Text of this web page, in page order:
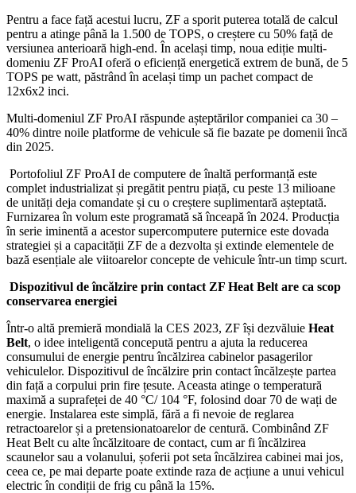
Pentru a face față acestui lucru, ZF a sporit puterea totală de calcul
pentru a atinge până la 1.500 de TOPS, o creștere cu 50% față de
versiunea anterioară high-end. În același timp, noua ediție multi-
domeniu ZF ProAI oferă o eficiență energetică extrem de bună, de 5
TOPS pe watt, păstrând în același timp un pachet compact de
12x6x2 inci.
Multi-domeniul ZF ProAI răspunde așteptărilor companiei ca 30 –
40% dintre noile platforme de vehicule să fie bazate pe domenii încă
din 2025.
Portofoliul ZF ProAI de computere de înaltă performanță este
complet industrializat și pregătit pentru piață, cu peste 13 milioane
de unități deja comandate și cu o creștere suplimentară așteptată.
Furnizarea în volum este programată să înceapă în 2024. Producția
în serie iminentă a acestor supercomputere puternice este dovada
strategiei și a capacității ZF de a dezvolta și extinde elementele de
bază esențiale ale viitoarelor concepte de vehicule într-un timp scurt.
Dispozitivul de încălzire prin contact ZF Heat Belt are ca scop
conservarea energiei
Într-o altă premieră mondială la CES 2023, ZF își dezvăluie Heat
Belt, o idee inteligentă concepută pentru a ajuta la reducerea
consumului de energie pentru încălzirea cabinelor pasagerilor
vehiculelor. Dispozitivul de încălzire prin contact încălzește partea
din față a corpului prin fire țesute. Aceasta atinge o temperatură
maximă a suprafeței de 40 °C/ 104 °F, folosind doar 70 de wați de
energie. Instalarea este simplă, fără a fi nevoie de reglarea
retractoarelor și a pretensionatoarelor de centură. Combinând ZF
Heat Belt cu alte încălzitoare de contact, cum ar fi încălzirea
scaunelor sau a volanului, șoferii pot seta încălzirea cabinei mai jos,
ceea ce, pe mai departe poate extinde raza de acțiune a unui vehicul
electric în condiții de frig cu până la 15%.